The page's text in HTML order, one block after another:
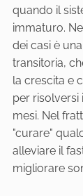
quando il
immaturo.
dei casi è
transitoria,
la crescita e
per risolversi
mesi. Nel
"curare"
alleviare il
migliorare